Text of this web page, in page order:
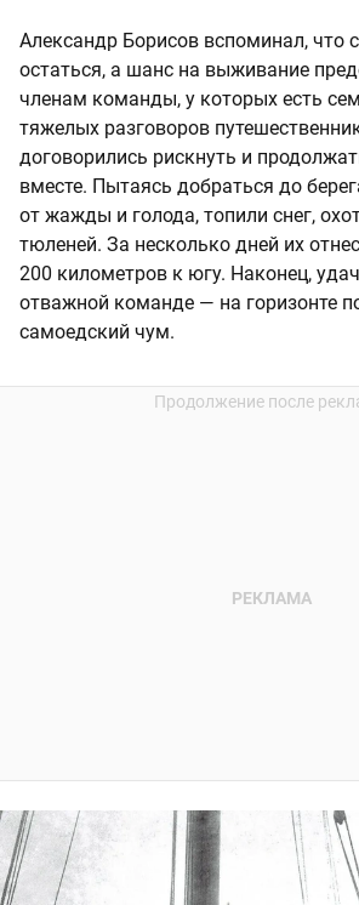
Александр Борисов вспоминал, что
остаться, а шанс на выживание
членам команды, у которых есть
тяжелых разговоров
договорились рискнуть и
вместе. Пытаясь добраться до
от жажды и голода, топили снег,
тюленей. За несколько дней их
200 километров к югу. Наконец,
отважной команде — на горизонте
самоедский чум.